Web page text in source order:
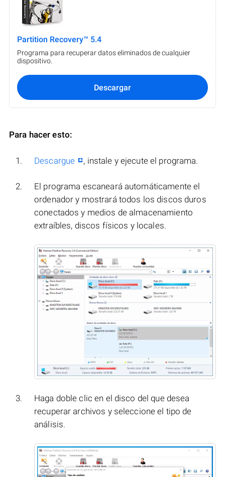
Partition Recovery™ 5.4
Programa para recuperar datos eliminados de cualquier
dispositivo.
Descargar
Para hacer esto:
Descargue , instale y ejecute el programa.
El programa escaneará automáticamente el
ordenador y mostrará todos los discos duros
conectados y medios de almacenamiento
extraíbles, discos físicos y locales.
Haga doble clic en el disco del que desea
recuperar archivos y seleccione el tipo de
análisis.